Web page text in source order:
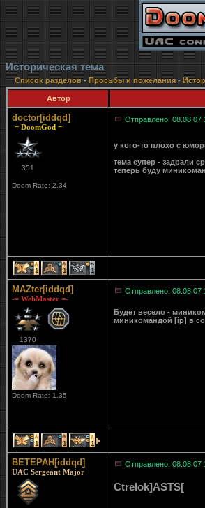
Историческая тема
Список разделов- Просьбы и пожелания -
Автор
doctor[iddqd]
-= DoomGod =-
351
Doom Rate: 2.34
Отправлено: 08.08.07
у кого-то плохо с
тема супер - задрали
теперь буду
1 1 1
MAZter[iddqd]
-= WebMaster =-
1370
Doom Rate: 1.35
Отправлено: 08.08.07
Будет весело -
миникомандой [ip] в
1 1 1
BETEPAH[iddqd]
UAC Sergeant Major
Отправлено: 08.08.07
Ctrelok]ASTS[